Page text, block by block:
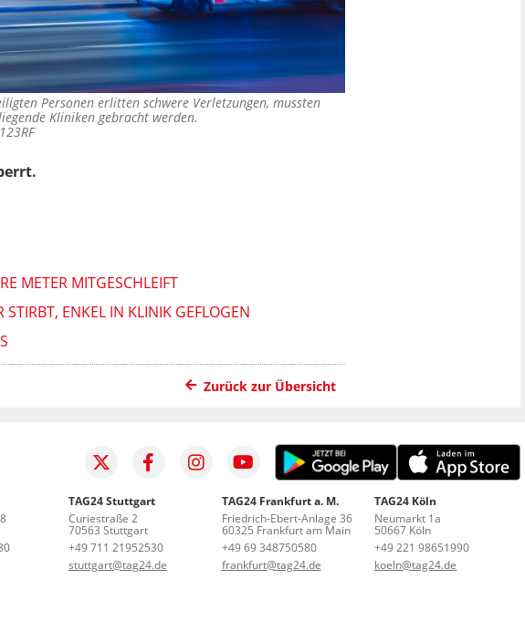
Personen erlitten schwere Verletzungen, mussten
Kliniken gebracht werden.
METER MITGESCHLEIFT
ENKEL IN KLINIK GEFLOGEN
Zurück zur Übersicht
TAG24 Stuttgart
Curiestraße 2
70563 Stuttgart
+49 711 21952530
stuttgart@tag24.de
TAG24 Frankfurt a. M.
Friedrich-Ebert-Anlage 36
60325 Frankfurt am Main
+49 69 348750580
frankfurt@tag24.de
TAG24 Köln
Neumarkt 1a
50667 Köln
+49 221 98651990
koeln@tag24.de